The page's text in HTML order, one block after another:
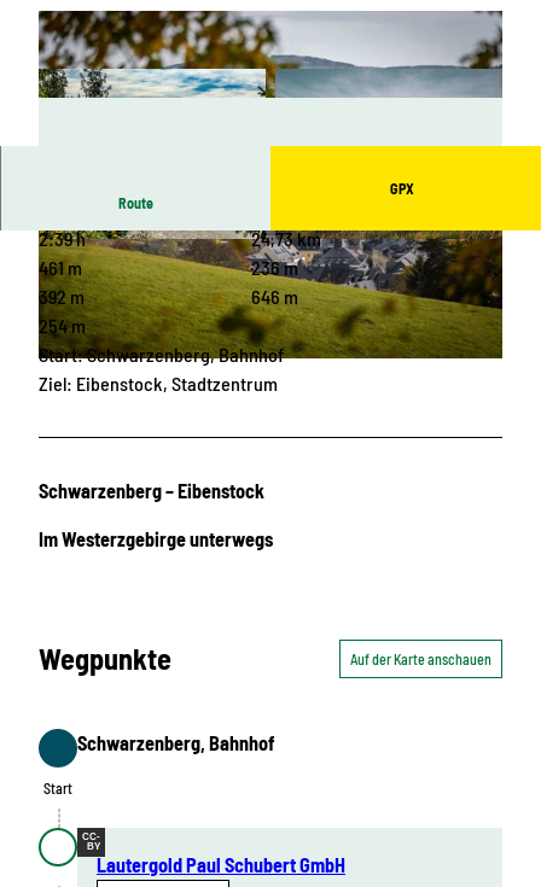
© Philipp Herfort, Erlebnisheimat Erzgebirge |
© Thomas Müller, Erlebnisheimat Erzgebirge
© Theresa Seidler, Städteverbund Silberberg |
CC-BY-ND
Route
GPX
2:39 h
24,73 km
461 m
236 m
392 m
646 m
254 m
Start: Schwarzenberg, Bahnhof
Ziel: Eibenstock, Stadtzentrum
Schwarzenberg – Eibenstock
Im Westerzgebirge unterwegs
Wegpunkte Auf der Karte anschauen
Start
Start
Schwarzenberg, Bahnhof
CC-
BY
Lautergold Paul Schubert GmbH